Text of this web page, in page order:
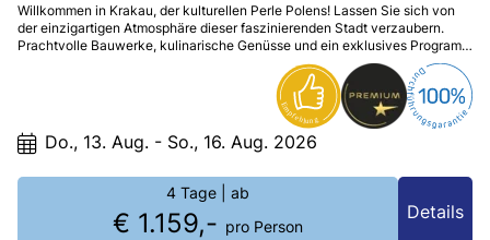
Willkommen in Krakau, der kulturellen Perle Polens! Lassen Sie sich von
der einzigartigen Atmosphäre dieser faszinierenden Stadt verzaubern.
Prachtvolle Bauwerke, kulinarische Genüsse und ein exklusives Programm
machen diese Reise zu einem unvergesslichen Erlebnis. Ihr elegantes
****Hotel Mercure Stare Miasto rundet den Aufenthalt mit Komfort und Stil
Do., 13. Aug. - So., 16. Aug. 2026
4 Tage | ab
€ 1.159,- pro Person
Details